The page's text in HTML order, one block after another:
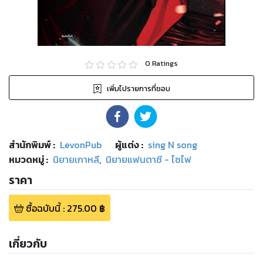
0 Ratings
เพิ่มไปรายการที่ชอบ
สำนักพิมพ์: LevonPub ผู้แต่ง : sing N song
หมวดหมู่: นิยายเกาหลี, นิยายแฟนตาซี - ไซไฟ
ราคา
ซื้อฉบับนี้: 275.00 ฿
เกี่ยวกับ